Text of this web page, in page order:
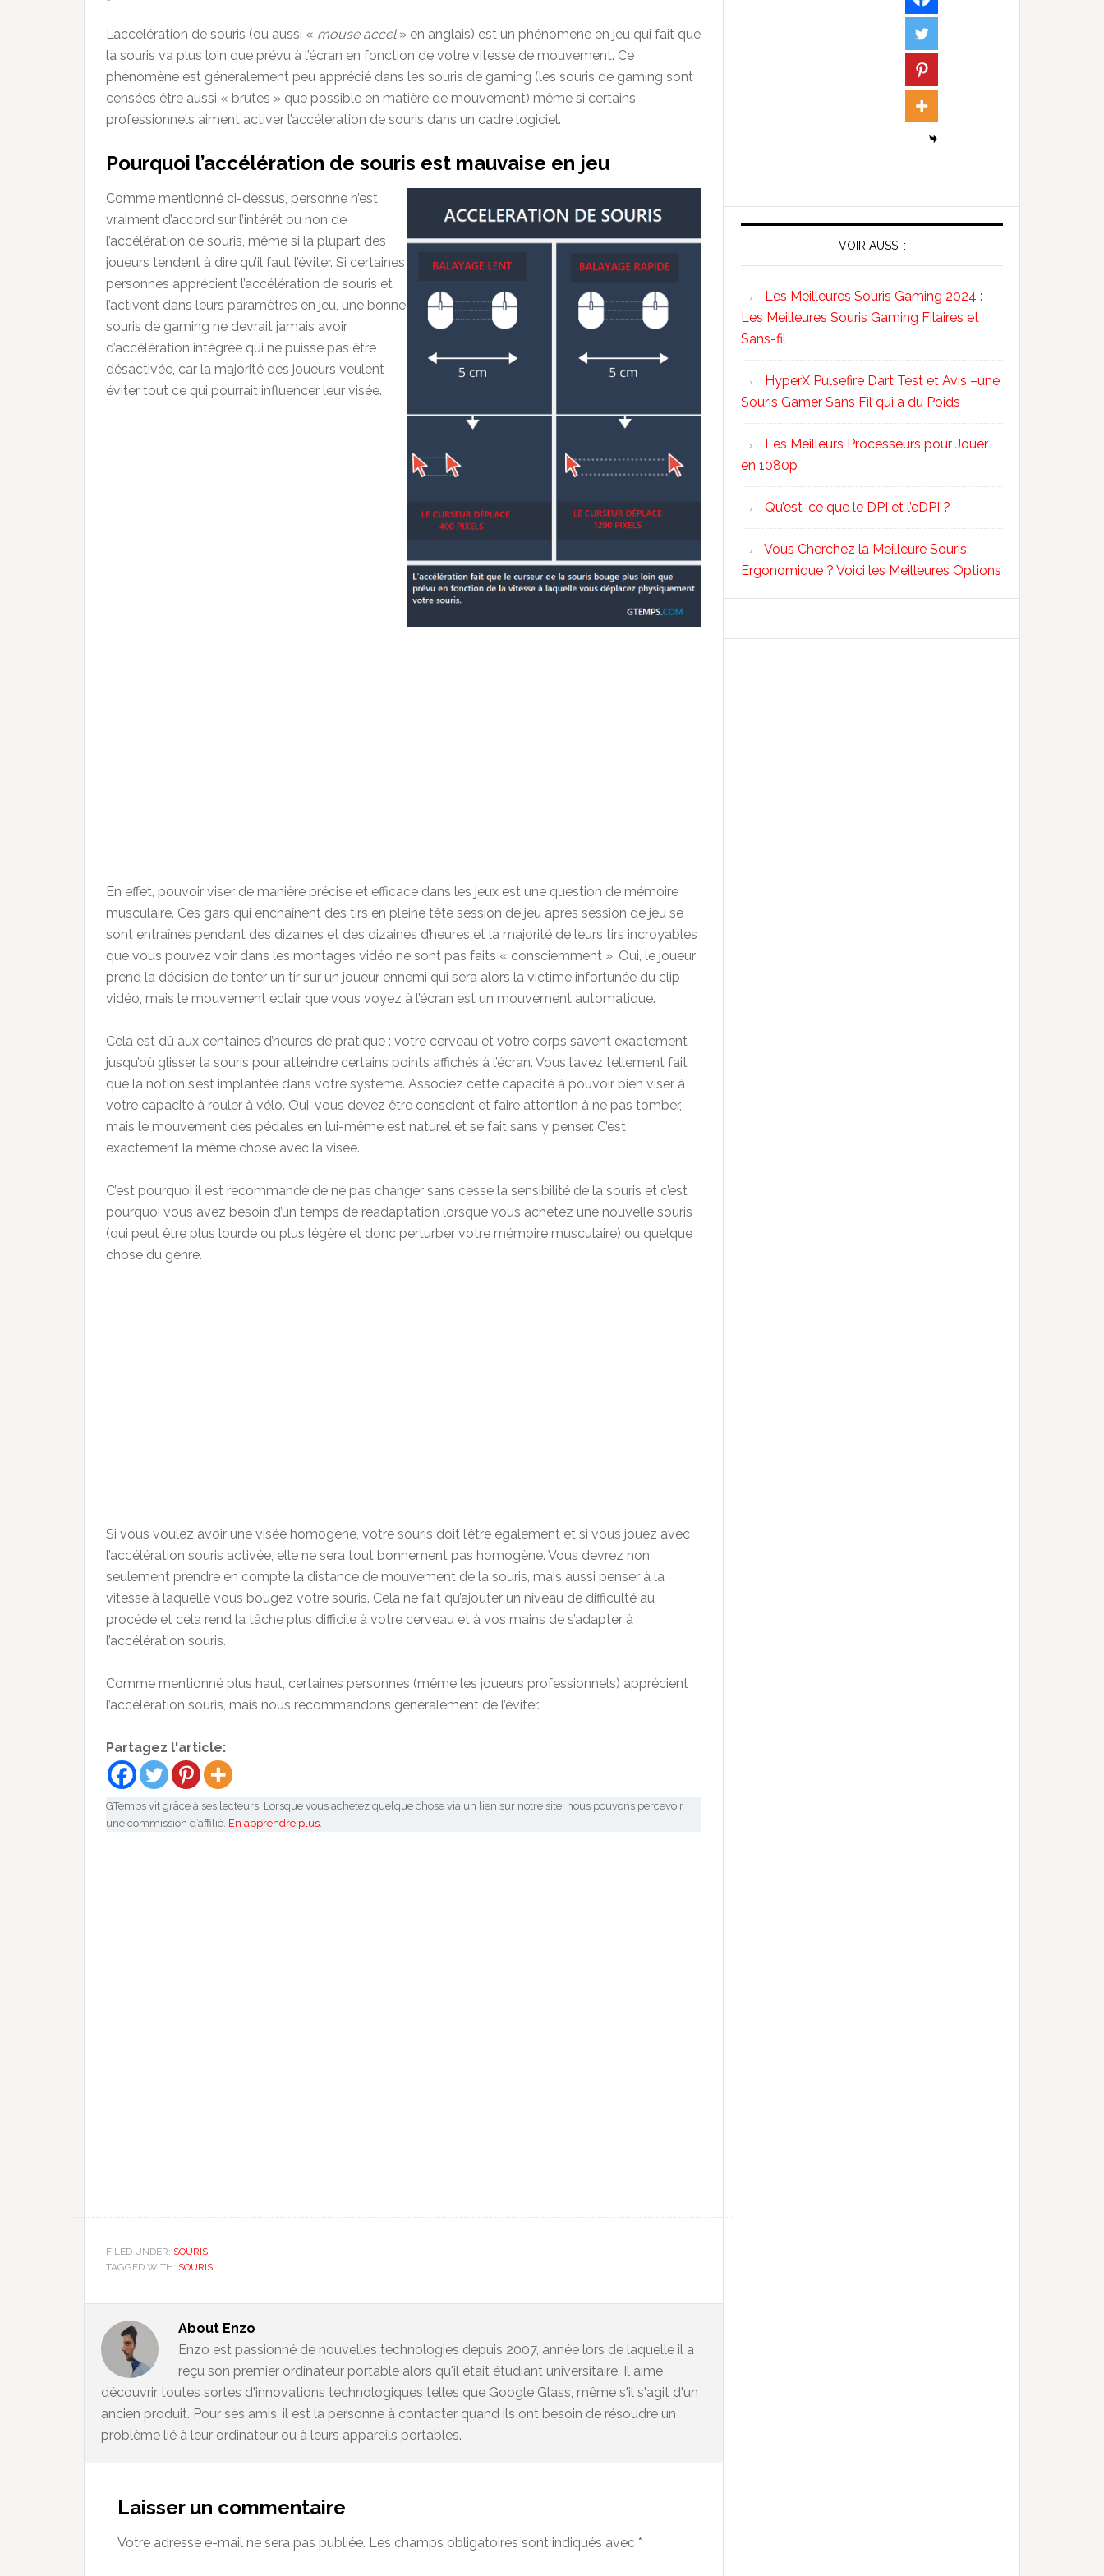
L’accélération de souris (ou aussi « mouse accel» en anglais) est un phénomène en jeu qui fait que
la souris va plus loin que prévu à l’écran en fonction de votre vitesse de mouvement. Ce
phénomène est généralement peu apprécié dans les souris de gaming (les souris de gaming sont
censées être aussi « brutes » que possible en matière de mouvement) même si certains
professionnels aiment activer l’accélération de souris dans un cadre logiciel.
Pourquoi l’accélération de souris est mauvaise en jeu
Comme mentionné ci-dessus, personne n’est
vraiment d’accord sur l’intérêt ou non de
l’accélération de souris, même si la plupart des
joueurs tendent à dire qu’il faut l’éviter. Si certaines
personnes apprécient l’accélération de souris et
l’activent dans leurs paramètres en jeu, une bonne
souris de gaming ne devrait jamais avoir
d’accélération intégrée qui ne puisse pas être
désactivée, car la majorité des joueurs veulent
éviter tout ce qui pourrait influencer leur visée.
En effet, pouvoir viser de manière précise et efficace dans les jeux est une question de mémoire
musculaire. Ces gars qui enchaînent des tirs en pleine tête session de jeu après session de jeu se
sont entraînés pendant des dizaines et des dizaines d’heures et la majorité de leurs tirs incroyables
que vous pouvez voir dans les montages vidéo ne sont pas faits « consciemment ». Oui, le joueur
prend la décision de tenter un tir sur un joueur ennemi qui sera alors la victime infortunée du clip
vidéo, mais le mouvement éclair que vous voyez à l’écran est un mouvement automatique.
Cela est dû aux centaines d’heures de pratique : votre cerveau et votre corps savent exactement
jusqu’où glisser la souris pour atteindre certains points affichés à l’écran. Vous l’avez tellement fait
que la notion s’est implantée dans votre système. Associez cette capacité à pouvoir bien viser à
votre capacité à rouler à vélo. Oui, vous devez être conscient et faire attention à ne pas tomber,
mais le mouvement des pédales en lui-même est naturel et se fait sans y penser. C’est
exactement la même chose avec la visée.
C’est pourquoi il est recommandé de ne pas changer sans cesse la sensibilité de la souris et c’est
pourquoi vous avez besoin d’un temps de réadaptation lorsque vous achetez une nouvelle souris
(qui peut être plus lourde ou plus légère et donc perturber votre mémoire musculaire) ou quelque
chose du genre.
Si vous voulez avoir une visée homogène, votre souris doit l’être également et si vous jouez avec
l’accélération souris activée, elle ne sera tout bonnement pas homogène. Vous devrez non
seulement prendre en compte la distance de mouvement de la souris, mais aussi penser à la
vitesse à laquelle vous bougez votre souris. Cela ne fait qu’ajouter un niveau de difficulté au
procédé et cela rend la tâche plus difficile à votre cerveau et à vos mains de s’adapter à
l’accélération souris.
Comme mentionné plus haut, certaines personnes (même les joueurs professionnels) apprécient
l’accélération souris, mais nous recommandons généralement de l’éviter.
Partagez l'article:
GTemps vit grâce à ses lecteurs. Lorsque vous achetez quelque chose via un lien sur notre site, nous pouvons percevoir
une commission d’affilié. En apprendre plus.
FILED UNDER: SOURIS
TAGGED WITH: SOURIS
About Enzo
Enzo est passionné de nouvelles technologies depuis 2007, année lors de laquelle il a
reçu son premier ordinateur portable alors qu'il était étudiant universitaire. Il aime
découvrir toutes sortes d'innovations technologiques telles que Google Glass, même s'il s'agit d'un
ancien produit. Pour ses amis, il est la personne à contacter quand ils ont besoin de résoudre un
problème lié à leur ordinateur ou à leurs appareils portables.
Interactions
Laisser un commentaire
Votre adresse e-mail ne sera pas publiée. Les champs obligatoires sont indiqués avec *
VOIR AUSSI :
Les Meilleures Souris Gaming 2024 :
Les Meilleures Souris Gaming Filaires et
Sans-fil
HyperX Pulsefire Dart Test et Avis –une
Souris Gamer Sans Fil qui a du Poids
Les Meilleurs Processeurs pour Jouer
en 1080p
Qu’est-ce que le DPI et l’eDPI ?
Vous Cherchez la Meilleure Souris
Ergonomique ? Voici les Meilleures Options